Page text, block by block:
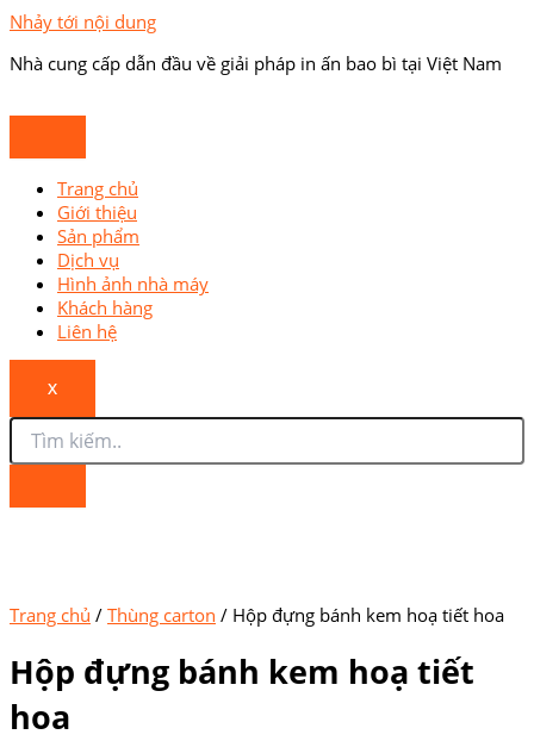
Nhảy tới nội dung
Nhà cung cấp dẫn đầu về giải pháp in ấn bao bì tại Việt Nam
Trang chủ
Giới thiệu
Sản phẩm
Dịch vụ
Hình ảnh nhà máy
Khách hàng
Liên hệ
X
Trang chủ / Thùng carton / Hộp đựng bánh kem hoạ tiết hoa
Hộp đựng bánh kem hoạ tiết
hoa